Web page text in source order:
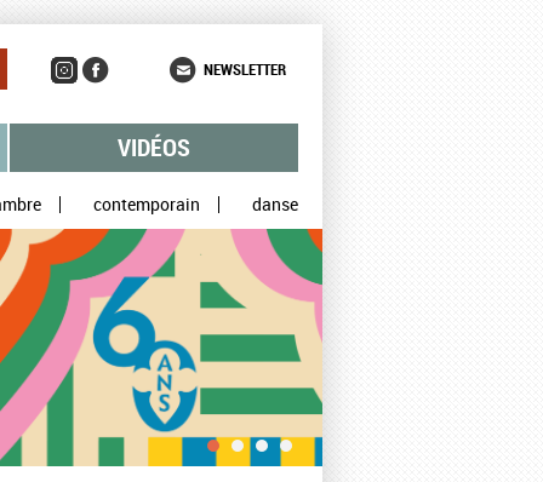
NEWSLETTER
VIDÉOS
contemporain danse